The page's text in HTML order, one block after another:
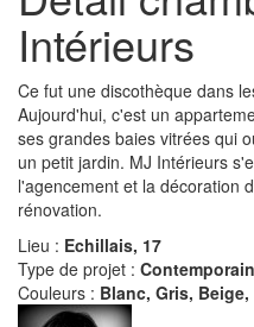
Intérieurs
Ce fut une discothèque dans
Aujourd'hui, c'est un
ses grandes baies vitrées qui
un petit jardin. MJ Intérieurs
l'agencement et la décoration
rénovation.
Lieu : Echillais, 17
Type de projet : Contemporain
Couleurs : Blanc, Gris, Beige,